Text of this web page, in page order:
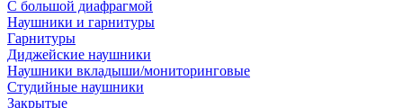
С большой диафрагмой
Наушники и гарнитуры
Гарнитуры
Диджейские наушники
Наушники вкладыши/мониторинговые
Студийные наушники
Закрытые